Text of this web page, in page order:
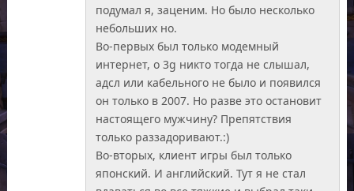
подумал я, заценим. Но было несколько
небольших но.
Во-первых был только модемный
интернет, о 3g никто тогда не слышал,
адсл или кабельного не было и появился
он только в 2007. Но разве это остановит
настоящего мужчину? Препятствия
только раззадоривают.:)
Во-вторых, клиент игры был только
японский. И английский. Тут я не стал